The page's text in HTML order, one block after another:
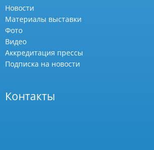
Новости
Материалы выставки
Фото
Видео
Аккредитация прессы
Подписка на новости
Контакты